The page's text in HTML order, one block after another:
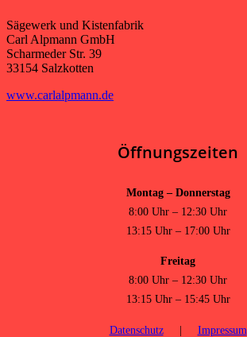
Sägewerk und Kistenfabrik
Carl Alpmann GmbH
Scharmeder Str. 39
33154 Salzkotten
www.carlalpmann.de
Öffnungszeiten
Montag – Donnerstag
8:00 Uhr – 12:30 Uhr
13:15 Uhr – 17:00 Uhr
Freitag
8:00 Uhr – 12:30 Uhr
13:15 Uhr – 15:45 Uhr
Datenschutz| Impressum